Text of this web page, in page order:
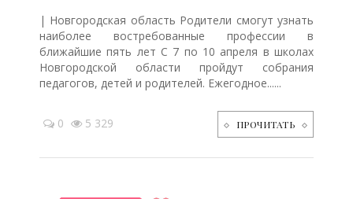
| Новгородская область Родители смогут узнать
наиболее востребованные профессии в
ближайшие пять лет С 7 по 10 апреля в школах
Новгородской области пройдут собрания
педагогов, детей и родителей. Ежегодное......
0 5 329 ПРОЧИТАТЬ